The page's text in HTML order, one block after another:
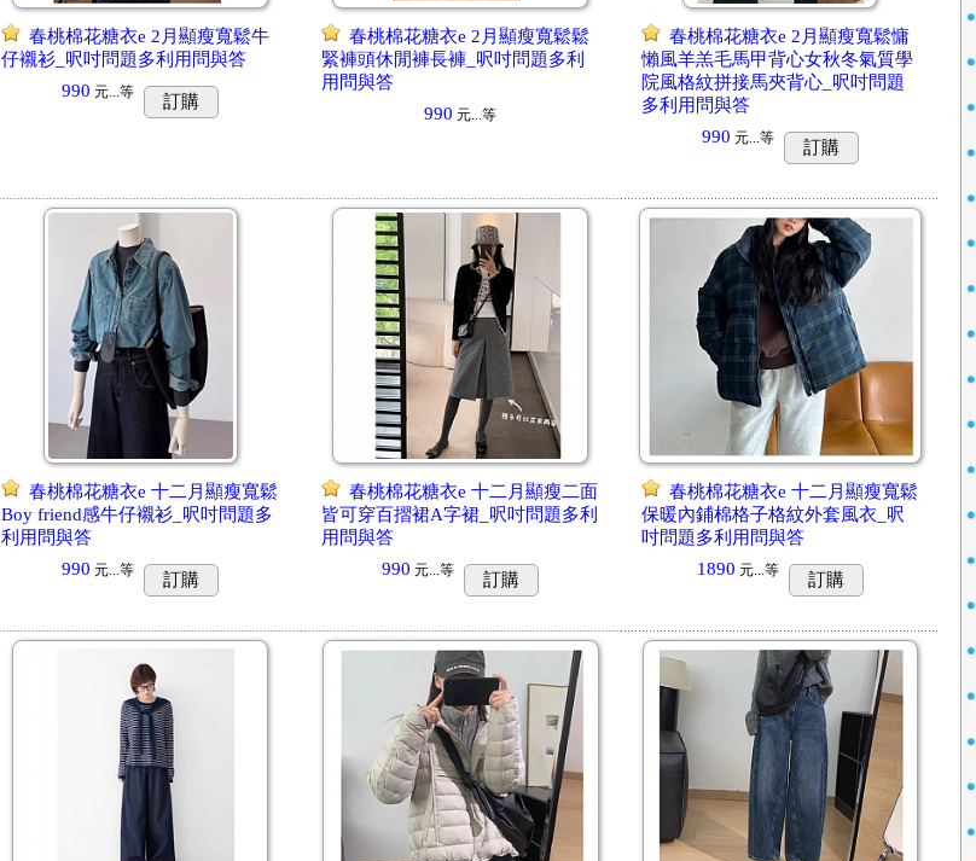
春桃棉花糖衣e 2月顯瘦寬鬆牛
仔襯衫_呎吋問題多利用問與答
990 元...等 訂購
春桃棉花糖衣e 2月顯瘦寬鬆鬆
緊褲頭休閒褲長褲_呎吋問題多利
用問與答
990 元...等
春桃棉花糖衣e 2月顯瘦寬鬆慵
懶風羊羔毛馬甲背心女秋冬氣質學
院風格紋拼接馬夾背心_呎吋問題
多利用問與答
990 元...等 訂購
春桃棉花糖衣e 十二月顯瘦寬鬆
Boy friend感牛仔襯衫_呎吋問題多
利用問與答
990 元...等 訂購
春桃棉花糖衣e 十二月顯瘦二面
皆可穿百摺裙A字裙_呎吋問題多利
用問與答
990 元...等 訂購
春桃棉花糖衣e 十二月顯瘦寬鬆
保暖內鋪棉格子格紋外套風衣_呎
吋問題多利用問與答
1890 元...等 訂購